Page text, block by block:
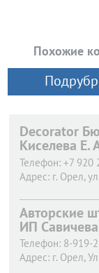
Похожие
Decorator
Киселева Е.
Телефон: +7 920
Адрес: г. Орел,
Авторские
ИП
Телефон: 8-919-
Адрес: г. Орел,